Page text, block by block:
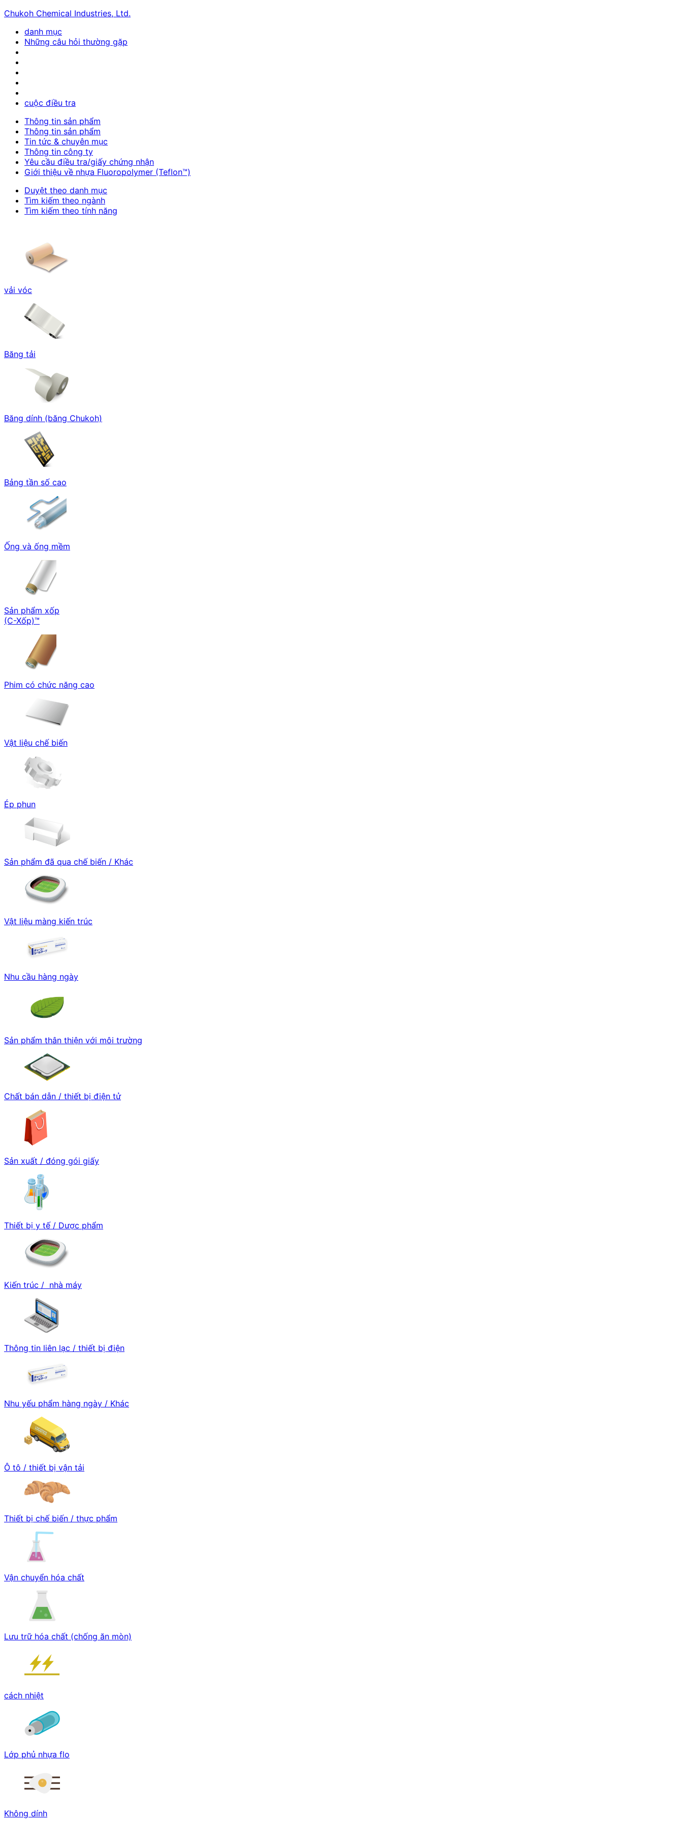
Chukoh Chemical Industries, Ltd.
danh mục
Những câu hỏi thường gặp
cuộc điều tra
Thông tin sản phẩm
Thông tin sản phẩm
Tin tức & chuyên mục
Thông tin công ty
Yêu cầu điều tra/giấy chứng nhận
Giới thiệu về nhựa Fluoropolymer (Teflon™)
Duyệt theo danh mục
Tìm kiếm theo ngành
Tìm kiếm theo tính năng
vải vóc
Băng tải
Băng dính (băng Chukoh)
Bảng tần số cao
Ống và ống mềm
Sản phẩm xốp
(C-Xốp)™
Phim có chức năng cao
Vật liệu chế biến
Ép phun
Sản phẩm đã qua chế biến / Khác
Vật liệu màng kiến trúc
Nhu cầu hàng ngày
Sản phẩm thân thiện với môi trường
Chất bán dẫn / thiết bị điện tử
Sản xuất / đóng gói giấy
Thiết bị y tế / Dược phẩm
Kiến trúc / nhà máy
Thông tin liên lạc / thiết bị điện
Nhu yếu phẩm hàng ngày / Khác
Ô tô / thiết bị vận tải
Thiết bị chế biến / thực phẩm
Vận chuyển hóa chất
Lưu trữ hóa chất (chống ăn mòn)
cách nhiệt
Lớp phủ nhựa flo
Không dính